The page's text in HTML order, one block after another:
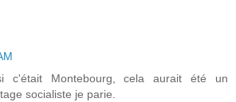
c'était Montebourg, cela aurait été un
socialiste je parie.